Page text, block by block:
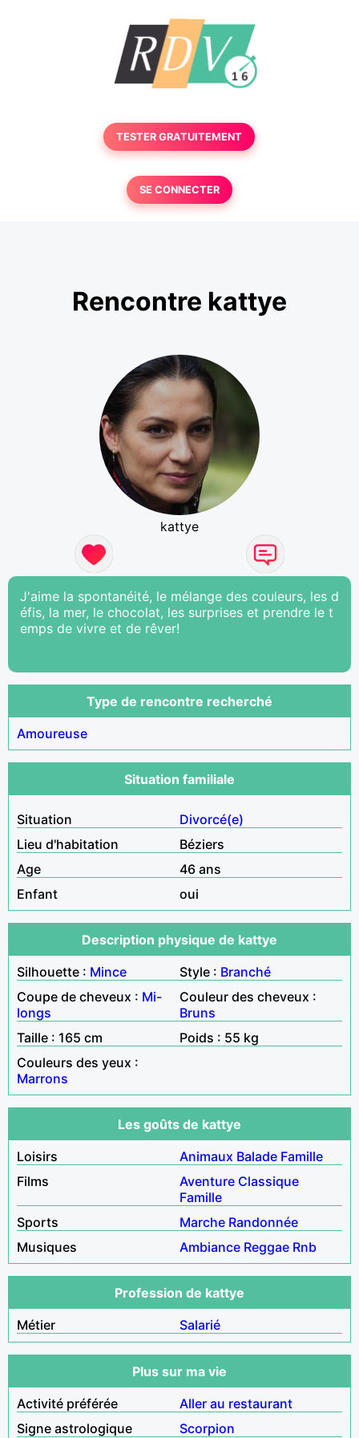
TESTER GRATUITEMENT
SE CONNECTER
Rencontre kattye
kattye
J'aime la spontanéité, le mélange des couleurs, les d
éfis, la mer, le chocolat, les surprises et prendre le t
emps de vivre et de rêver!
Type de rencontre recherché
Amoureuse
Situation familiale
Situation
Divorcé(e)
Lieu d'habitation
Béziers
Age
46 ans
Enfant
oui
Description physique de kattye
Silhouette : Mince Style : Branché
Coupe de cheveux : Mi-
longs
Couleur des cheveux :
Bruns
Taille : 165 cm
Poids : 55 kg
Couleurs des yeux :
Marrons
Les goûts de kattye
Loisirs
Animaux Balade Famille
Films
Aventure Classique
Famille
Sports
Marche Randonnée
Musiques
Ambiance Reggae Rnb
Profession de kattye
Métier
Salarié
Plus sur ma vie
Activité préférée
Aller au restaurant
Signe astrologique
Scorpion